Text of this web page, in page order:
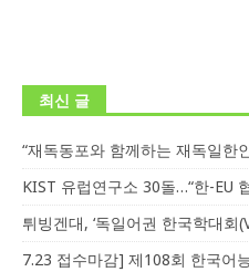
최신 글
“재독동포와 함께하는 재독일한
KIST 유럽연구소 30돌…“한-EU
튀빙겐대, ‘독일어권 한국학대회
7.23 접수마감] 제108회 한국어